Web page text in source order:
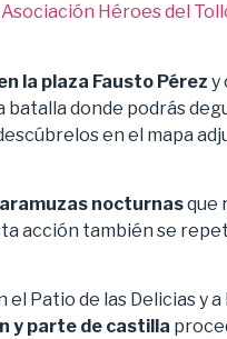
Asociación Héroes del
la plaza Fausto Pérez y
batalla donde podrás
en el mapa
nocturnasque
acción también se
Patio de las Delicias y a
y parte de castilla